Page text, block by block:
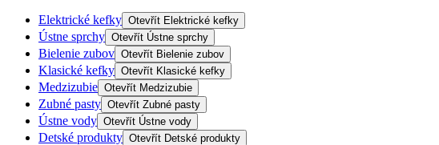
Elektrické kefky Otevřít Elektrické kefky
Ústne sprchy Otevřít Ústne sprchy
Bielenie zubov Otevřít Bielenie zubov
Klasické kefky Otevřít Klasické kefky
Medzizubie Otevřít Medzizubie
Zubné pasty Otevřít Zubné pasty
Ústne vody Otevřít Ústne vody
Detské produkty Otevřít Detské produkty